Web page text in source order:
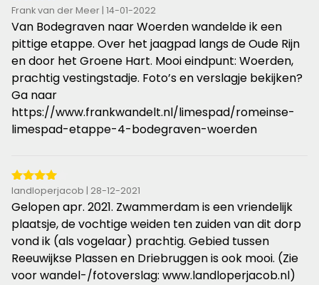
4
van
de
5
sterren
Frank van der Meer | 14-01-2022
Van Bodegraven naar Woerden wandelde ik een
pittige etappe. Over het jaagpad langs de Oude Rijn
en door het Groene Hart. Mooi eindpunt: Woerden,
prachtig vestingstadje. Foto’s en verslagje bekijken?
Ga naar
https://www.frankwandelt.nl/limespad/romeinse-
limespad-etappe-4-bodegraven-woerden
4
van
de
5
sterren
landloperjacob | 28-12-2021
Gelopen apr. 2021. Zwammerdam is een vriendelijk
plaatsje, de vochtige weiden ten zuiden van dit dorp
vond ik (als vogelaar) prachtig. Gebied tussen
Reeuwijkse Plassen en Driebruggen is ook mooi. (Zie
voor wandel-/fotoverslag: www.landloperjacob.nl)